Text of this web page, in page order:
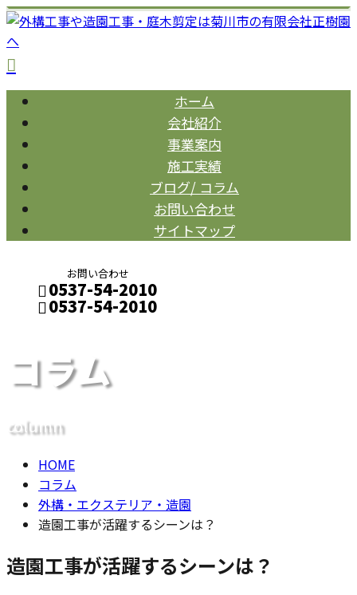
ホーム
会社紹介
事業案内
施工実績
ブログ/ コラム
お問い合わせ
サイトマップ
お問い合わせ
0537-54-2010
0537-54-2010
メールフォーム
コラム
column
HOME
コラム
外構・エクステリア・造園
造園工事が活躍するシーンは？
造園工事が活躍するシーンは？